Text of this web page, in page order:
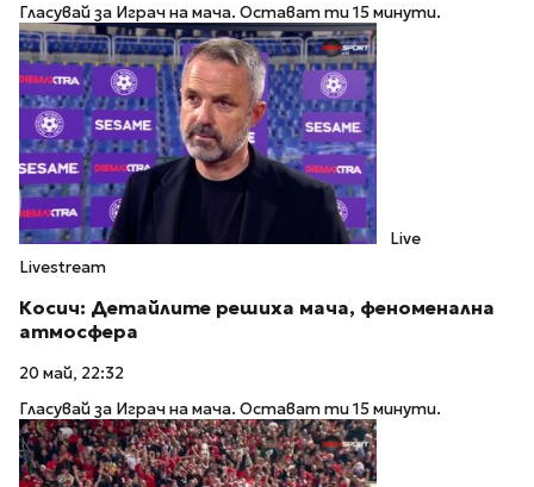
Гласувай за Играч на мача. Остават ти 15 минути.
Live
Livestream
Косич: Детайлите решиха мача, феноменална
атмосфера
20 май, 22:32
Гласувай за Играч на мача. Остават ти 15 минути.